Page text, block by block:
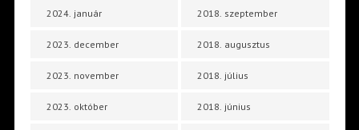
2024. január
2023. december
2023. november
2023. október
2018. szeptember
2018. augusztus
2018. július
2018. június